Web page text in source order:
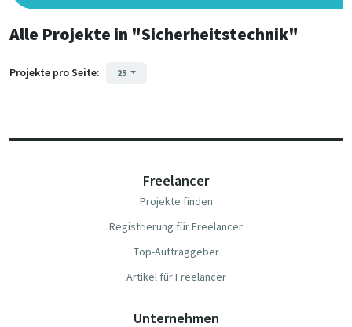
Alle Projekte in "Sicherheitstechnik"
Projekte pro Seite: 25
Freelancer
Projekte finden
Registrierung für Freelancer
Top-Auftraggeber
Artikel für Freelancer
Unternehmen